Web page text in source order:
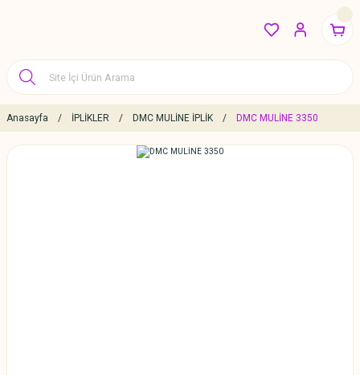
Anasayfa İPLİKLER DMC MULİNE İPLİK DMC MULİNE 3350